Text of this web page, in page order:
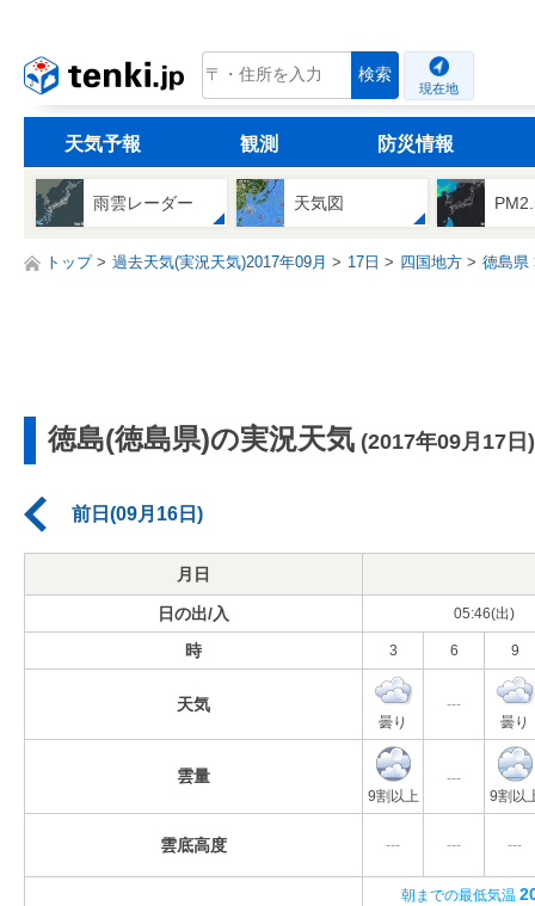
tenki.jp 検索
現在地
天気予報 観測 防災情報
雨雲レーダー 天気図
トップ 過去天気(実況天気)2017年09月 17日 四国地方 徳島県
徳島(徳島県)の実況天気 (2017年09月17日)
前日(09月16日)
月日
日の出/入 05:46(出)
時 3 6 9
天気
曇り
---
曇り
雲量
9割以上
---
9割以
雲底高度 --- --- ---
朝までの最低気温